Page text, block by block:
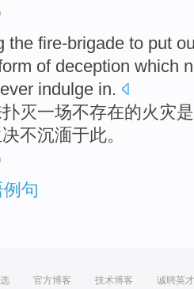
the fire-brigade to put
of deception which
indulge in.
灭一场不存在的火灾是
决不沉湎于此。
句
官方博客 技术博客 诚聘英才